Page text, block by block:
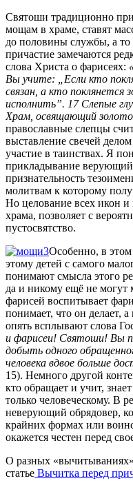
Святоши традиционно
мощам в храме, ставят
до половины службы, а то
причастие замечаются
слова Христа о фарисеях:
Вы учите: „Если кто
связан, а кто
исполнить”. 17 Слепые
Храм, освящающий
православные слепцы
выставление свечей
участие в таинствах. Я
прикладывание
признательность
молитвам к которому
Но целование всех икон
храма, позволяет с
пустосвятство.
Особенно, в этом
этому детей с самого
понимают смысла этого
да и никому ещё не
фарисей воспитывает
понимает, что он делает,
опять всплывают слова
и фарисеи! Святоши! Вы
добыть одного
человека вдвое больше
15). Немного другой
кто обращает и учит,
только человеческому. В
неверующий обрядовер,
крайних формах или
окажется честен перед
О разных
статье Вычитка перед